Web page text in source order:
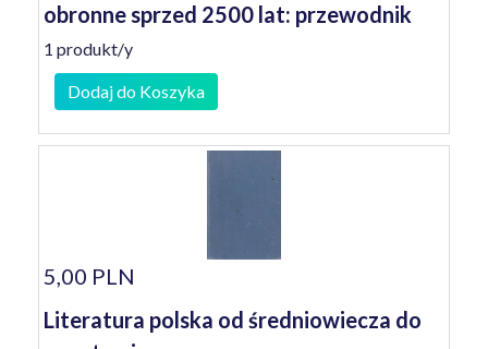
obronne sprzed 2500 lat: przewodnik
1 produkt/y
Dodaj do Koszyka
5,00 PLN
Literatura polska od średniowiecza do